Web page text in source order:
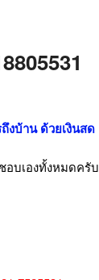
งบ้าน ด้วยเงินสด
อบเองทั้งหมดครับ